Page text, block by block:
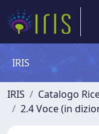
IRIS
IRIS Catalogo
2.4 Voce (in